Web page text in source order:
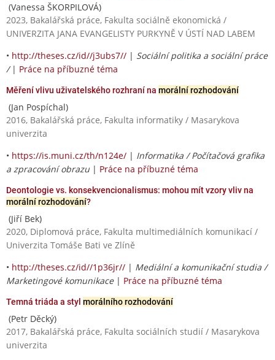
(Vanessa ŠKORPILOVÁ)
2023, Bakalářská práce, Fakulta sociálně ekonomická /
UNIVERZITA JANA EVANGELISTY PURKYNĚ V ÚSTÍ NAD LABEM
• http://theses.cz/id//j3ubs7// | Sociální politika a sociální práce
/ | Práce na příbuzné téma
Měření vlivu uživatelského rozhraní na morální rozhodování
(Jan Pospíchal)
2016, Bakalářská práce, Fakulta informatiky / Masarykova
univerzita
• https://is.muni.cz/th/n124e/ | Informatika / Počítačová grafika
a zpracování obrazu | Práce na příbuzné téma
Deontologie vs. konsekvencionalismus: mohou mít vzory vliv na
morální rozhodování?
(Jiří Bek)
2020, Diplomová práce, Fakulta multimediálních komunikací /
Univerzita Tomáše Bati ve Zlíně
• http://theses.cz/id//1p36jr// | Mediální a komunikační studia /
Marketingové komunikace| Práce na příbuzné téma
Temná triáda a styl morálního rozhodování
(Petr Děcký)
2017, Bakalářská práce, Fakulta sociálních studií / Masarykova
univerzita